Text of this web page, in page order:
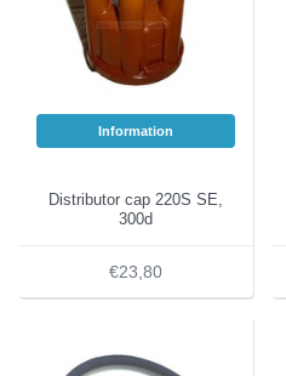
Information
Distributor cap 220S SE,
300d
€23,80